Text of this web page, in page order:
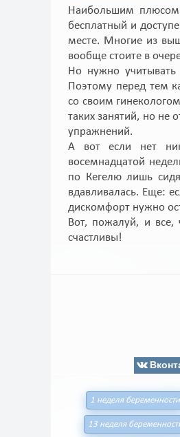
Наибольшим плюсом
бесплатный и
месте. Многие из
вообще стоите в
Но нужно
Поэтому перед тем
со своим
таких занятий, но не
упражнений.
А вот если нет
восемнадцатой
по Кегелю лишь
вдавливалась. Еще:
дискомфорт нужно
Вот, пожалуй, и все,
счастливы!
1 неделя беременности
13 неделя